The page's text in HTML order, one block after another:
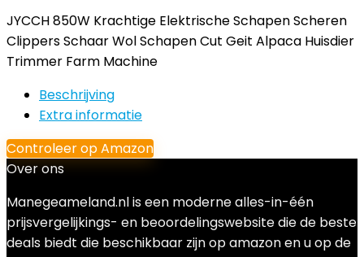
JYCCH 850W Krachtige Elektrische Schapen Scheren
Clippers Schaar Wol Schapen Cut Geit Alpaca Huisdier
Trimmer Farm Machine
Beschrijving
Extra informatie
Controleer op Amazon
Over ons
Manegeameland.nl is een moderne alles-in-één
prijsvergelijkings- en beoordelingswebsite die de beste
deals biedt die beschikbaar zijn op amazon en u op de